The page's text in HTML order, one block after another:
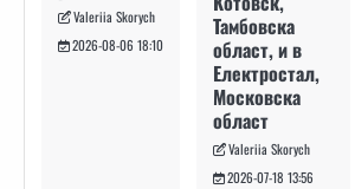
Valeriia Skorych
2026-08-06 18:10
Тамбовска
област, и в
Електростал,
Московска
област
Valeriia Skorych
2026-07-18 13:56